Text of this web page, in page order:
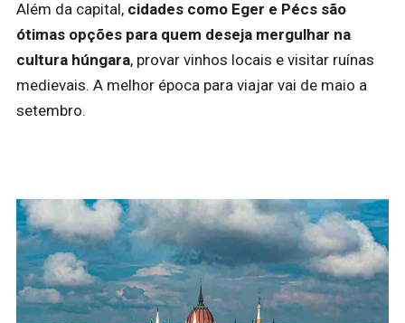
Além da capital, cidades como Eger e Pécs são
ótimas opções para quem deseja mergulhar na
cultura húngara, provar vinhos locais e visitar ruínas
medievais. A melhor época para viajar vai de maio a
setembro.